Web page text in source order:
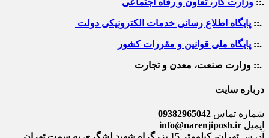
.:: وزارت کار، تعاون و رفاه اجتماعی
.:: پایگاه اطلاع رسانی خدمات الکترونیکی دولت
.:: پایگاه ملی قوانین و مقررات کشور
.:: وزارت صنعت، معدن و تجارت
درباره سایت
شماره تماس 09382965042
ایمیل info@narenjiposh.ir